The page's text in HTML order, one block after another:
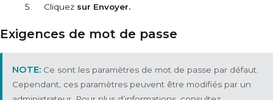
Cliquez sur Envoyer.
Exigences de mot de passe
Ce sont les paramètres de mot de passe par défaut.
Cependant, ces paramètres peuvent être modifiés par un